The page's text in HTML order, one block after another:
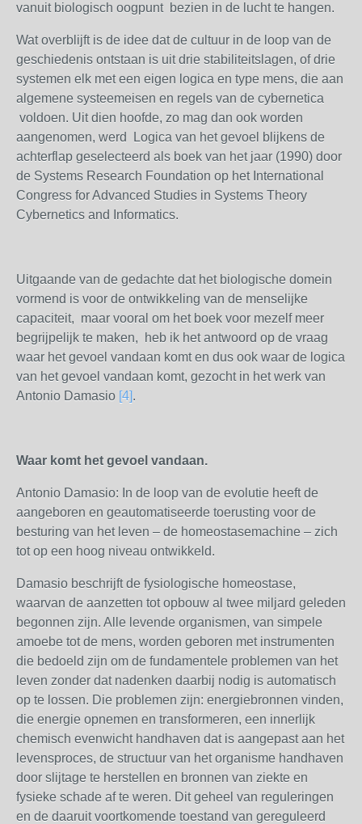
vanuit biologisch oogpunt bezien in de lucht te hangen.
Wat overblijft is de idee dat de cultuur in de loop van de
geschiedenis ontstaan is uit drie stabiliteitslagen, of drie
systemen elk met een eigen logica en type mens, die aan
algemene systeemeisen en regels van de cybernetica
voldoen. Uit dien hoofde, zo mag dan ook worden
aangenomen, werd Logica van het gevoel blijkens de
achterflap geselecteerd als boek van het jaar (1990) door
de Systems Research Foundation op het International
Congress for Advanced Studies in Systems Theory
Cybernetics and Informatics.
Uitgaande van de gedachte dat het biologische domein
vormend is voor de ontwikkeling van de menselijke
capaciteit, maar vooral om het boek voor mezelf meer
begrijpelijk te maken, heb ik het antwoord op de vraag
waar het gevoel vandaan komt en dus ook waar de logica
van het gevoel vandaan komt, gezocht in het werk van
Antonio Damasio [4].
Waar komt het gevoel vandaan.
Antonio Damasio: In de loop van de evolutie heeft de
aangeboren en geautomatiseerde toerusting voor de
besturing van het leven – de homeostasemachine – zich
tot op een hoog niveau ontwikkeld.
Damasio beschrijft de fysiologische homeostase,
waarvan de aanzetten tot opbouw al twee miljard geleden
begonnen zijn. Alle levende organismen, van simpele
amoebe tot de mens, worden geboren met instrumenten
die bedoeld zijn om de fundamentele problemen van het
leven zonder dat nadenken daarbij nodig is automatisch
op te lossen. Die problemen zijn: energiebronnen vinden,
die energie opnemen en transformeren, een innerlijk
chemisch evenwicht handhaven dat is aangepast aan het
levensproces, de structuur van het organisme handhaven
door slijtage te herstellen en bronnen van ziekte en
fysieke schade af te weren. Dit geheel van reguleringen
en de daaruit voortkomende toestand van gereguleerd